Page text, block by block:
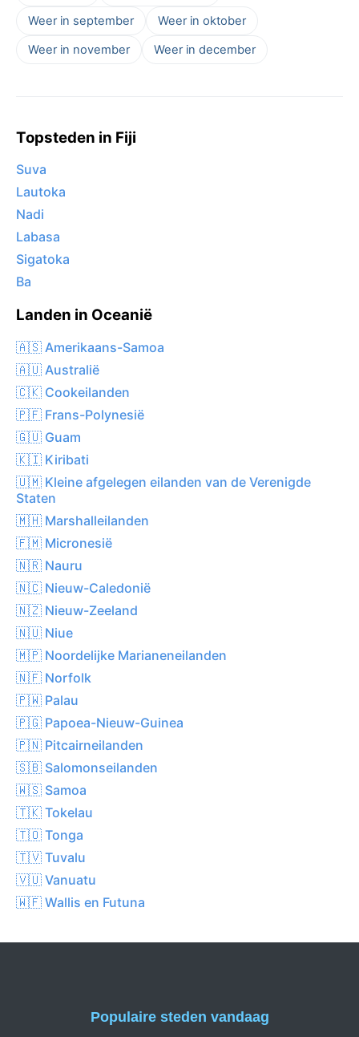
Weer in september
Weer in oktober
Weer in november
Weer in december
Topsteden in Fiji
Suva
Lautoka
Nadi
Labasa
Sigatoka
Ba
Landen in Oceanië
🇦🇸 Amerikaans-Samoa
🇦🇺 Australië
🇨🇰 Cookeilanden
🇵🇫 Frans-Polynesië
🇬🇺 Guam
🇰🇮 Kiribati
🇺🇲 Kleine afgelegen eilanden van de Verenigde
Staten
🇲🇭 Marshalleilanden
🇫🇲 Micronesië
🇳🇷 Nauru
🇳🇨 Nieuw-Caledonië
🇳🇿 Nieuw-Zeeland
🇳🇺 Niue
🇲🇵 Noordelijke Marianeneilanden
🇳🇫 Norfolk
🇵🇼 Palau
🇵🇬 Papoea-Nieuw-Guinea
🇵🇳 Pitcairneilanden
🇸🇧 Salomonseilanden
🇼🇸 Samoa
🇹🇰 Tokelau
🇹🇴 Tonga
🇹🇻 Tuvalu
🇻🇺 Vanuatu
🇼🇫 Wallis en Futuna
Populaire steden vandaag